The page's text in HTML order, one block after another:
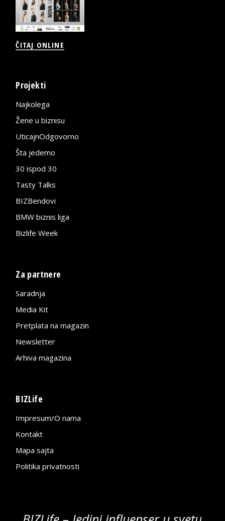
ČITAJ ONLINE
Projekti
Najkolega
Žene u biznisu
UticajnOdgovorno
Šta jedemo
30 ispod 30
Tasty Talks
BIZBendovi
BMW biznis liga
Bizlife Week
Za partnere
Saradnja
Media Kit
Pretplata na magazin
Newsletter
Arhiva magazina
BIZLife
Impresum/O nama
Kontakt
Mapa sajta
Politika privatnosti